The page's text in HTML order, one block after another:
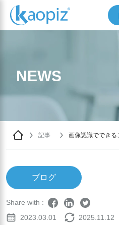
NEWS
記事 画像認識でできる
ブログ
Share with :
2023.03.01
2025.11.12